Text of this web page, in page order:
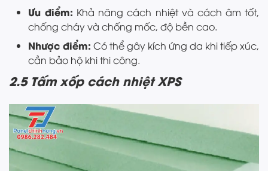
Ưu điểm: Khả năng cách nhiệt và cách âm tốt,
chống cháy và chống mốc, độ bền cao.
Nhược điểm: Có thể gây kích ứng da khi tiếp xúc,
cần bảo hộ khi thi công.
2.5 Tấm xốp cách nhiệt XPS